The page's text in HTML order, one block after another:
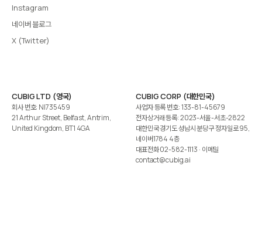
Instagram
네이버 블로그
X (Twitter)
CUBIG LTD (영국)
회사 번호: NI735459
21 Arthur Street, Belfast, Antrim,
United Kingdom, BT1 4GA
CUBIG CORP (대한민국)
사업자 등록 번호: 133-81-45679
전자상거래 등록: 2023-서울-서초-2822
대한민국 경기도 성남시 분당구 정자일로 95,
네이버1784 4층
대표전화02-582-1113 · 이메일
contact@cubig.ai